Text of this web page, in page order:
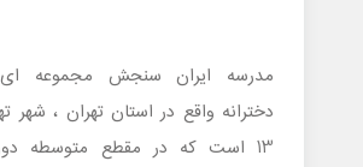
مدرسه ایران سنجش مجموعه
دخترانه واقع در استان تهران ، شهر
13 است که در مقطع متوسطه